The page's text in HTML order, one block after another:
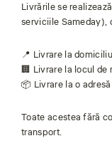
Livrările se
serviciile Sameday),
📍 Livrare la domiciliu
🏢 Livrare la locul de
📦 Livrare la o
Toate acestea fără
transport.